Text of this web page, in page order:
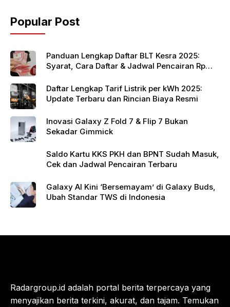
o
o
k
p
p
Popular Post
Panduan Lengkap Daftar BLT Kesra 2025:
Syarat, Cara Daftar & Jadwal Pencairan Rp
Daftar Lengkap Tarif Listrik per kWh 2025:
Update Terbaru dan Rincian Biaya Resmi
Inovasi Galaxy Z Fold 7 & Flip 7 Bukan
Sekadar Gimmick
Saldo Kartu KKS PKH dan BPNT Sudah Masuk,
Cek dan Jadwal Pencairan Terbaru
Galaxy AI Kini ‘Bersemayam’ di Galaxy Buds,
Ubah Standar TWS di Indonesia
Radargroup.id adalah portal berita terpercaya yang
menyajikan berita terkini, akurat, dan tajam. Temukan